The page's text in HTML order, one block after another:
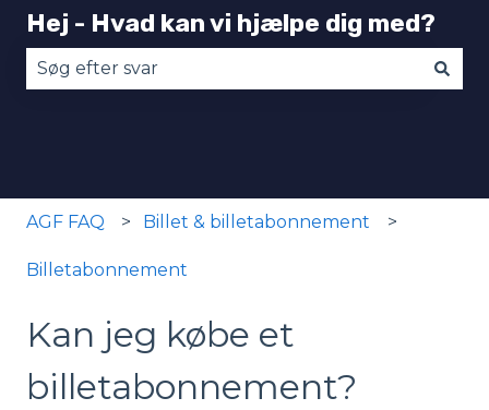
Hej - Hvad kan vi hjælpe dig med?
AGF FAQ Billet & billetabonnement
Billetabonnement
Kan jeg købe et
billetabonnement?